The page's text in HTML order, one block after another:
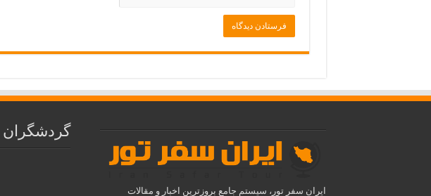
ایران سفر تور، سیستم جامع بروزترین اخبار و مقالات